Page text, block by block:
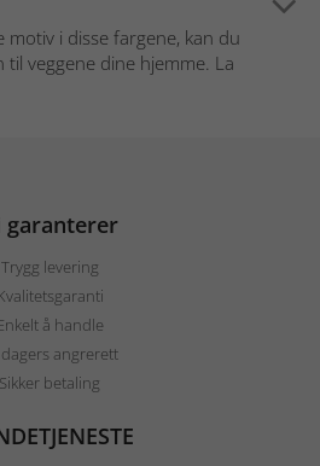
motiv i disse fargene, kan du
til veggene dine hjemme. La
garanterer
Trygg levering
å handle
angrerett
Sikker betaling